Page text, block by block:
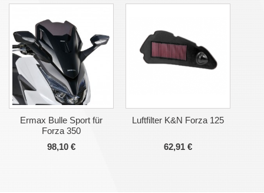
Ermax Bulle Sport für
Forza 350
98,10 €
Luftfilter K&N Forza 125
62,91 €